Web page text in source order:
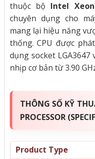
thuộc bộ Intel
chuyên dụng cho
mang lại hiệu năng
thống. CPU được
dụng socket
nhịp cơ bản từ 3.90
THÔNG SỐ KỸ
PROCESSOR
Product Type